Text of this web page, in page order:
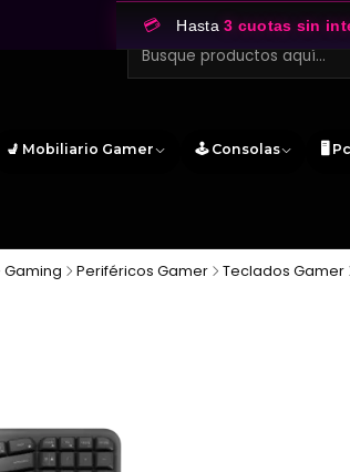
💺 Mobiliario Gamer 🕹️ Consolas 🖥️
💳 Hasta3 cuotas sin
Gaming Periféricos Gamer Teclados Gamer